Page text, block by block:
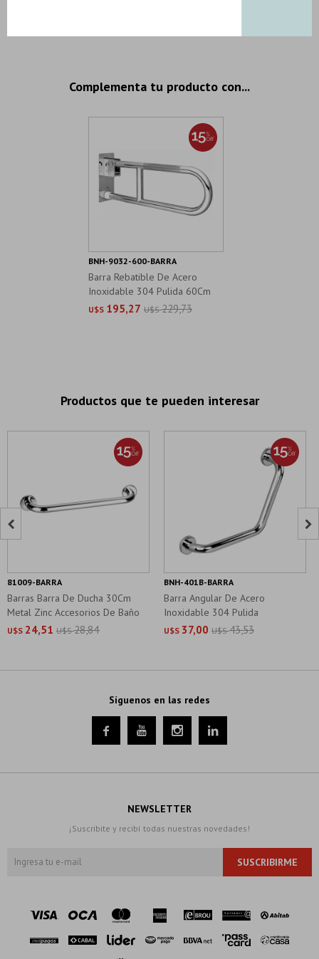
Complementa tu producto con...
Barra Rebatible De Acero
Inoxidable 304 Pulida 60Cm
U$S 195,27 U$S 229,73
BNH-9032-600-BARRA
Productos que te pueden interesar
Barras Barra De Ducha 30Cm
Metal Zinc Accesorios De Baño
U$S 24,51 U$S 28,84
81009-BARRA
Barra Angular De Acero
Inoxidable 304 Pulida
U$S 37,00 U$S 43,53
BNH-401B-BARRA
 
Síguenos en las redes
   
NEWSLETTER
¡Suscribite y recibí todas nuestras novedades!
SUSCRIBIRME